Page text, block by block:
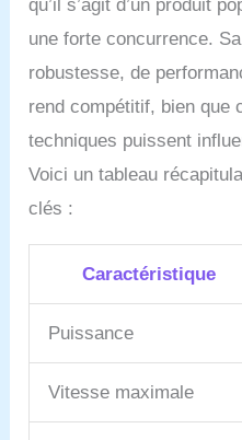
qu’il s’agit d’un produit
une forte concurrence.
robustesse, de
rend compétitif, bien que
techniques puissent
Voici un tableau
clés :
Caractéristique
Puissance
Vitesse maximale